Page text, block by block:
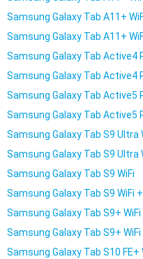
Samsung Galaxy Tab A11+
Samsung Galaxy Tab A11+
Samsung Galaxy Tab Active4
Samsung Galaxy Tab Active4
Samsung Galaxy Tab Active5
Samsung Galaxy Tab Active5
Samsung Galaxy Tab S9 Ultra
Samsung Galaxy Tab S9 Ultra
Samsung Galaxy Tab S9 WiFi
Samsung Galaxy Tab S9 WiFi
Samsung Galaxy Tab S9+ WiFi
Samsung Galaxy Tab S9+ WiFi
Samsung Galaxy Tab S10 FE+